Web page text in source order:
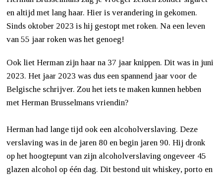
en altijd met lang haar. Hier is verandering in gekomen.
Sinds oktober 2023 is hij gestopt met roken. Na een leven
van 55 jaar roken was het genoeg!
Ook liet Herman zijn haar na 37 jaar knippen. Dit was in juni
2023. Het jaar 2023 was dus een spannend jaar voor de
Belgische schrijver. Zou het iets te maken kunnen hebben
met Herman Brusselmans vriendin?
Herman had lange tijd ook een alcoholverslaving. Deze
verslaving was in de jaren 80 en begin jaren 90. Hij dronk
op het hoogtepunt van zijn alcoholverslaving ongeveer 45
glazen alcohol op één dag. Dit bestond uit whiskey, porto en